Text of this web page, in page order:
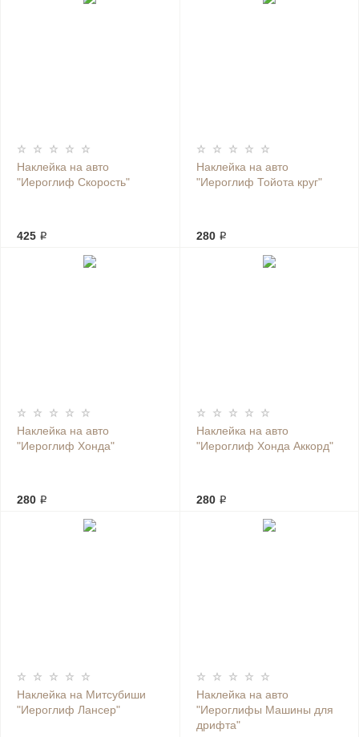
Наклейка на авто
"Иероглиф Скорость"
425 ₽
Наклейка на авто
"Иероглиф Тойота круг"
280 ₽
Наклейка на авто
"Иероглиф Хонда"
280 ₽
Наклейка на авто
"Иероглиф Хонда Аккорд"
280 ₽
Наклейка на Митсубиши
"Иероглиф Лансер"
Наклейка на авто
"Иероглифы Машины для
дрифта"